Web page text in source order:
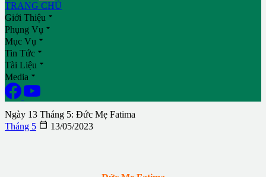
TRANG CHỦ
Giới Thiệu 
Phụng Vụ 
Mục Vụ 
Tin Tức 
Tài Liệu 
Media 
Ngày 13 Tháng 5: Đức Mẹ Fatima
Tháng 5  13/05/2023